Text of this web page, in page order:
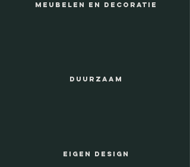
Meubelen en DecoRATIE
DUURZAAM
EIGEN DESIGN